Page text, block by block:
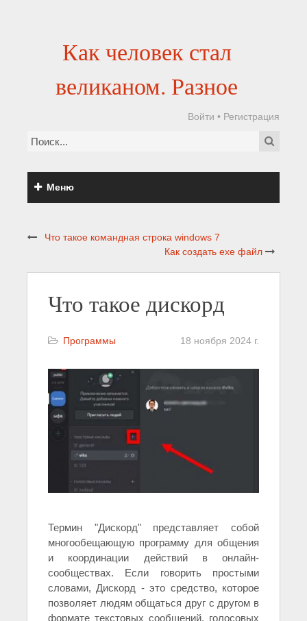
Как человек стал
великаном. Разное
Войти • Регистрация
Меню
Что такое командная строка windows 7
Как создать exe файл
Что такое дискорд
Программы 18 ноября 2024 г.
Термин "Дискорд" представляет собой
многообещающую программу для общения
и координации действий в онлайн-
сообществах. Если говорить простыми
словами, Дискорд - это средство, которое
позволяет людям общаться друг с другом в
формате текстовых сообщений, голосовых